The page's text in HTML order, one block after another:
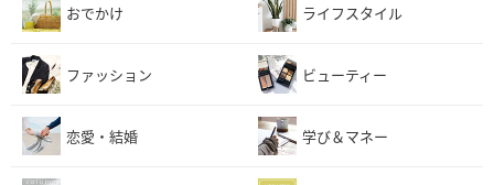
おでかけ ライフスタイル
ファッション ビューティー
恋愛・結婚 学び＆マネー